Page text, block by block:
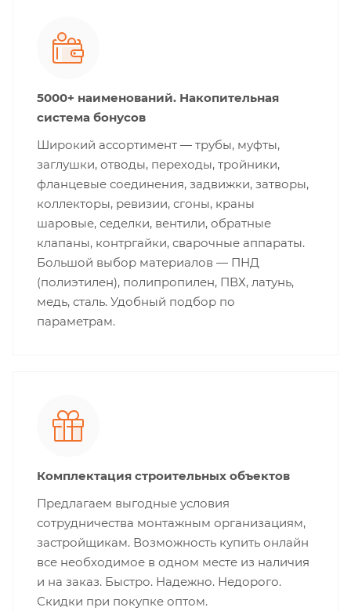
5000+ наименований. Накопительная
система бонусов
Широкий ассортимент — трубы, муфты,
заглушки, отводы, переходы, тройники,
фланцевые соединения, задвижки, затворы,
коллекторы, ревизии, сгоны, краны
шаровые, седелки, вентили, обратные
клапаны, контргайки, сварочные аппараты.
Большой выбор материалов — ПНД
(полиэтилен), полипропилен, ПВХ, латунь,
медь, сталь. Удобный подбор по
параметрам.
Комплектация строительных объектов
Предлагаем выгодные условия
сотрудничества монтажным организациям,
застройщикам. Возможность купить онлайн
все необходимое в одном месте из наличия
и на заказ. Быстро. Надежно. Недорого.
Скидки при покупке оптом.